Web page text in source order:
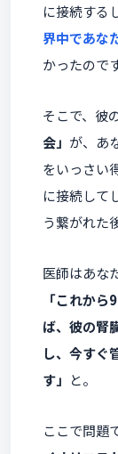
に接続する
界中であな
かったので
そこで、彼
会」 が、あ
をいっさい
に接続して
う繋がれた
医師はあな
「これか
ば、彼の腎
し、今すぐ
す」 と。
ここで問題